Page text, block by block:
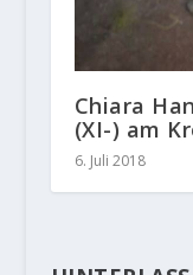
Chiara
(XI-) am
6. Juli 2018